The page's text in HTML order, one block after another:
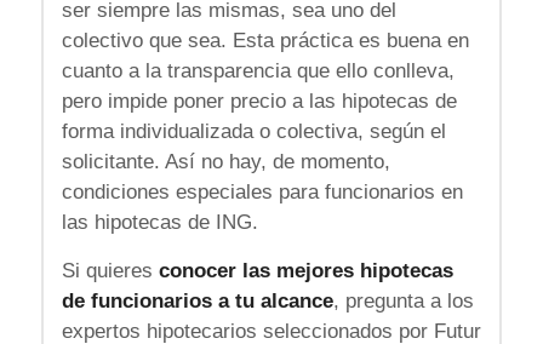
ser siempre las mismas, sea uno del
colectivo que sea. Esta práctica es buena en
cuanto a la transparencia que ello conlleva,
pero impide poner precio a las hipotecas de
forma individualizada o colectiva, según el
solicitante. Así no hay, de momento,
condiciones especiales para funcionarios en
las hipotecas de ING.
Si quieres conocer las mejores hipotecas
de funcionarios a tu alcance, pregunta a los
expertos hipotecarios seleccionados por Futur